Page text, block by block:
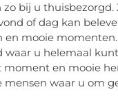
zo bij u thuisbezorgd.
of dag kan
en mooie
waar u helemaal
moment en mooie
mensen waar u om